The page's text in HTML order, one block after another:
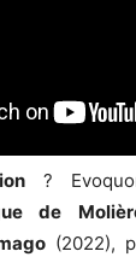
?
de
(2022),